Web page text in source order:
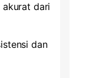
akurat dari
dan